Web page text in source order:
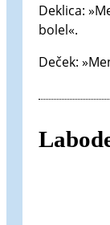
Deklica:
bolel«.
Deček: